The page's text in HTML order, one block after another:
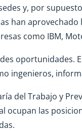
y, por
han
como IBM,
oportunidades.
ingenieros,
del Trabajo y
ocupan las